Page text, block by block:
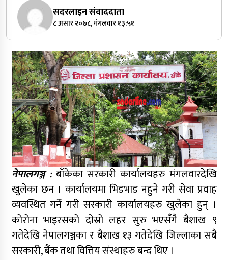
सदरलाइन संवाददाता
८ असार २०७८, मंगलवार १३:५१
नेपालगञ्ज : बाँकेका सरकारी कार्यालयहरु मंगलवारदेखि
खुलेका छन । कार्यालयमा भिडभाड नहुने गरी सेवा प्रवाह
व्यवस्थित गर्ने गरी सरकारी कार्यालयहरु खुलेका हुन् ।
कोरोना भाइरसको दोस्रो लहर सुरु भएसँगै बैशाख ९
गतेदेखि नेपालगञ्जका र बैशाख १३ गतेदेखि जिल्लाका सबै
सरकारी, बैंक तथा वित्तिय संस्थाहरु बन्द थिए ।